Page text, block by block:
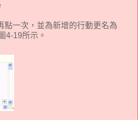
點一次，並為新增的行動更名為
4-19所示。